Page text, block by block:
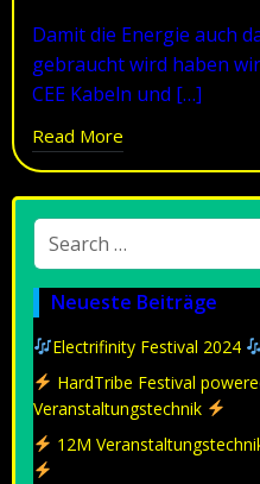
Damit die Energie auch
gebraucht wird haben
CEE Kabeln und […]
Read More
Search
for:
Neueste Beiträge
Electrifinity Festival 2024
HardTribe Festival
Veranstaltungstechnik
12M